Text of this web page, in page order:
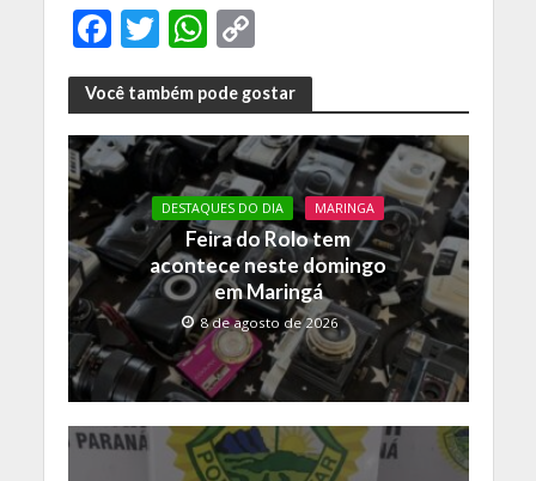
F
ac
e
b
o
o
k
T
w
itt
er
W
h
at
s
A
p
p
C
o
p
y
Li
n
k
Você também pode gostar
DESTAQUES DO DIA MARINGA
Feira do Rolo tem
acontece neste domingo
em Maringá
8 de agosto de 2026